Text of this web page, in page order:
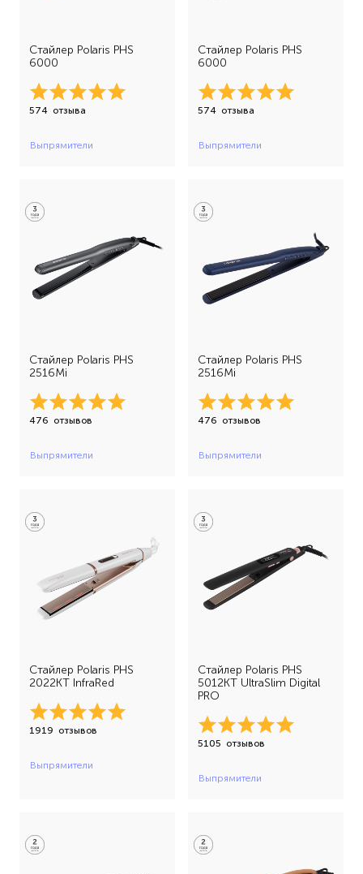
Стайлер Polaris PHS
6000
574 отзыва
Выпрямители
Стайлер Polaris PHS
6000
574 отзыва
Выпрямители
Стайлер Polaris PHS
2516Mi
476 отзывов
Выпрямители
Стайлер Polaris PHS
2516Mi
476 отзывов
Выпрямители
Стайлер Polaris PHS
2022KT InfraRed
1919 отзывов
Выпрямители
Стайлер Polaris PHS
5012KT UltraSlim Digital
PRO
5105 отзывов
Выпрямители